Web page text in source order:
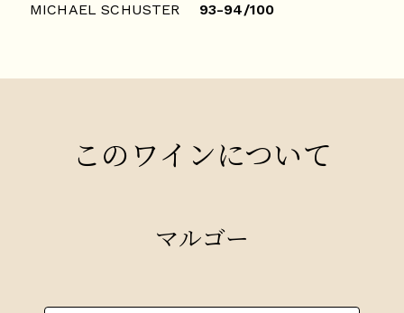
MICHAEL SCHUSTER 93-94/100
このワインについて
マルゴー